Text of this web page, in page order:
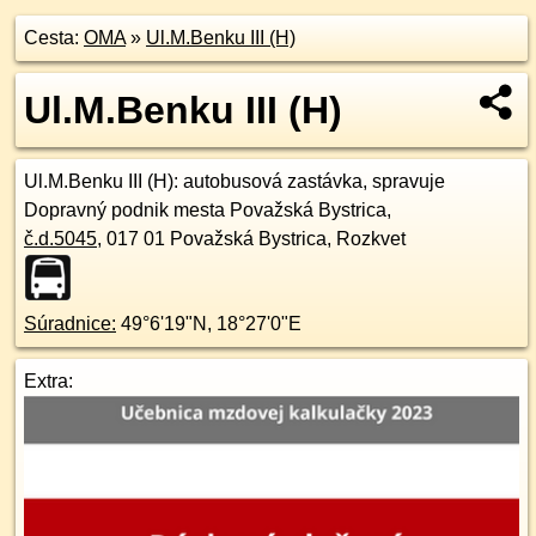
Cesta: OMA» Ul.M.Benku III (H)
Ul.M.Benku III (H)
Ul.M.Benku III (H): autobusová zastávka, spravuje
Dopravný podnik mesta Považská Bystrica,
č.d.5045, 017 01 Považská Bystrica, Rozkvet
Súradnice: 49°6'19"N , 18°27'0"E
Extra: